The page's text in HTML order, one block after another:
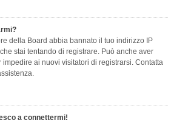
della Board abbia bannato il tuo indirizzo IP
stai tentando di registrare. Può anche aver
ai nuovi visitatori di registrarsi. Contatta
a connettermi!